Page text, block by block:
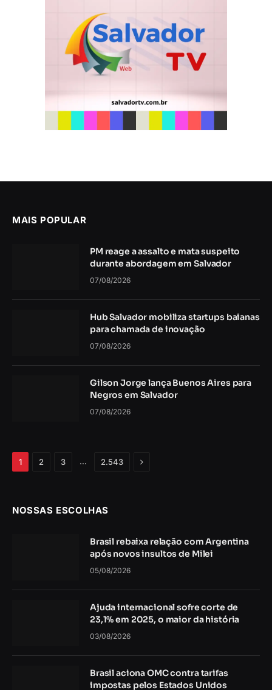
MAIS POPULAR
PM reage a assalto e mata suspeito
durante abordagem em Salvador
07/08/2026
Hub Salvador mobiliza startups baianas
para chamada de inovação
07/08/2026
Gilson Jorge lança Buenos Aires para
Negros em Salvador
07/08/2026
1 2 3 … 2.543 Próximo
NOSSAS ESCOLHAS
Brasil rebaixa relação com Argentina
após novos insultos de Milei
05/08/2026
Ajuda internacional sofre corte de
23,1% em 2025, o maior da história
03/08/2026
Brasil aciona OMC contra tarifas
impostas pelos Estados Unidos